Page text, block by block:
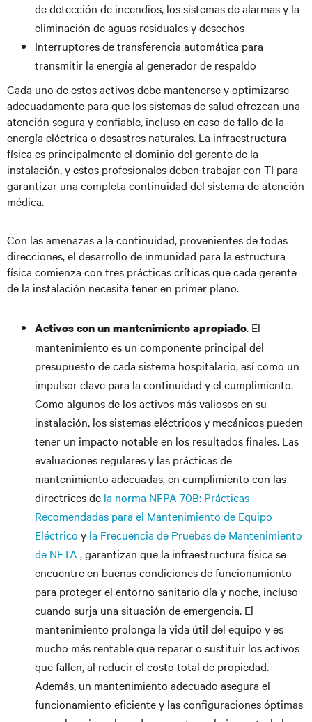
de detección de incendios, los sistemas de alarmas y la
eliminación de aguas residuales y desechos
Interruptores de transferencia automática para
transmitir la energía al generador de respaldo
Cada uno de estos activos debe mantenerse y optimizarse
adecuadamente para que los sistemas de salud ofrezcan una
atención segura y confiable, incluso en caso de fallo de la
energía eléctrica o desastres naturales. La infraestructura
física es principalmente el dominio del gerente de la
instalación, y estos profesionales deben trabajar con TI para
garantizar una completa continuidad del sistema de atención
médica.
Con las amenazas a la continuidad, provenientes de todas
direcciones, el desarrollo de inmunidad para la estructura
física comienza con tres prácticas críticas que cada gerente
de la instalación necesita tener en primer plano.
Activos con un mantenimiento apropiado. El
mantenimiento es un componente principal del
presupuesto de cada sistema hospitalario, así como un
impulsor clave para la continuidad y el cumplimiento.
Como algunos de los activos más valiosos en su
instalación, los sistemas eléctricos y mecánicos pueden
tener un impacto notable en los resultados finales. Las
evaluaciones regulares y las prácticas de
mantenimiento adecuadas, en cumplimiento con las
directrices de la norma NFPA 70B: Prácticas
Recomendadas para el Mantenimiento de Equipo
Eléctrico y la Frecuencia de Pruebas de Mantenimiento
de NETA , garantizan que la infraestructura física se
encuentre en buenas condiciones de funcionamiento
para proteger el entorno sanitario día y noche, incluso
cuando surja una situación de emergencia. El
mantenimiento prolonga la vida útil del equipo y es
mucho más rentable que reparar o sustituir los activos
que fallen, al reducir el costo total de propiedad.
Además, un mantenimiento adecuado asegura el
funcionamiento eficiente y las configuraciones óptimas